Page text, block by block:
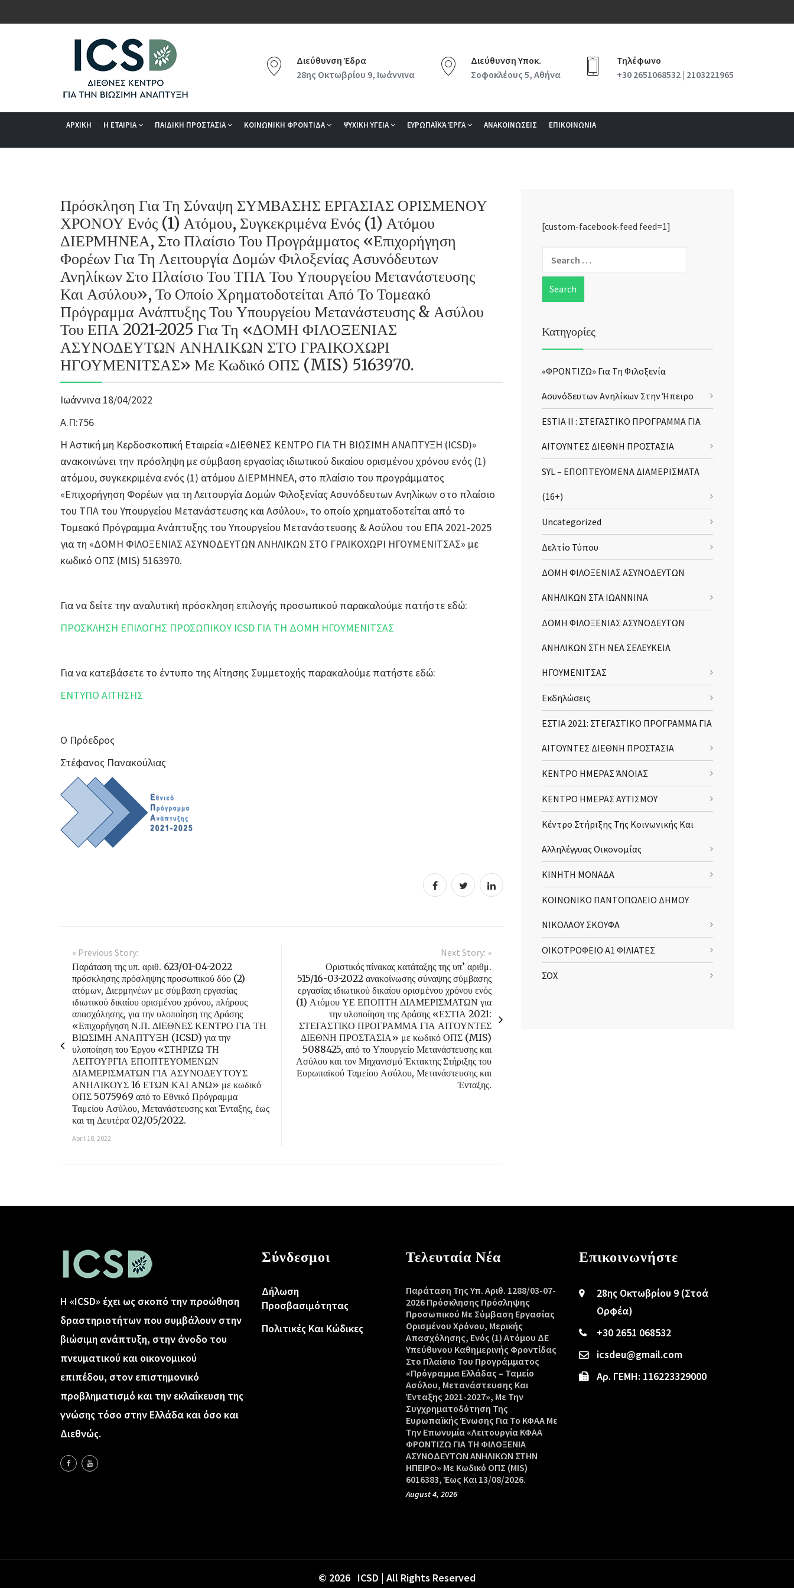
Διεύθυνση Έδρα
28ης Οκτωβρίου 9, Ιωάννινα
Διεύθυνση Υποκ.
Σοφοκλέους 5, Αθήνα
Τηλέφωνο
+30 2651068532 | 2103221965
ΑΡΧΙΚΗ Η ΕΤΑΙΡΙΑ ΠΑΙΔΙΚΗ ΠΡΟΣΤΑΣΙΑ ΚΟΙΝΩΝΙΚΗ ΦΡΟΝΤΙΔΑ ΨΥΧΙΚΗ ΥΓΕΙΑ ΕΥΡΩΠΑΪΚΆ ΈΡΓΑ ΑΝΑΚΟΙΝΩΣΕΙΣ ΕΠΙΚΟΙΝΩΝΙΑ
Πρόσκληση Για Τη Σύναψη ΣΥΜΒΑΣΗΣ ΕΡΓΑΣΙΑΣ ΟΡΙΣΜΕΝΟΥ
ΧΡΟΝΟΥ Ενός (1) Ατόμου, Συγκεκριμένα Ενός (1) Ατόμου
ΔΙΕΡΜΗΝΕΑ, Στο Πλαίσιο Του Προγράμματος «Επιχορήγηση
Φορέων Για Τη Λειτουργία Δομών Φιλοξενίας Ασυνόδευτων
Ανηλίκων Στο Πλαίσιο Του ΤΠΑ Του Υπουργείου Μετανάστευσης
Και Ασύλου», Το Οποίο Χρηματοδοτείται Από Το Τομεακό
Πρόγραμμα Ανάπτυξης Του Υπουργείου Μετανάστευσης & Ασύλου
Του ΕΠΑ 2021-2025 Για Τη «ΔΟΜΗ ΦΙΛΟΞΕΝΙΑΣ
ΑΣΥΝΟΔΕΥΤΩΝ ΑΝΗΛΙΚΩΝ ΣΤΟ ΓΡΑΙΚΟΧΩΡΙ
ΗΓΟΥΜΕΝΙΤΣΑΣ» Με Κωδικό ΟΠΣ (MIS) 5163970.
Ιωάννινα 18/04/2022
Α.Π:756
Η Αστική μη Κερδοσκοπική Εταιρεία «ΔΙΕΘΝΕΣ ΚΕΝΤΡΟ ΓΙΑ ΤΗ ΒΙΩΣΙΜΗ ΑΝΑΠΤΥΞΗ (ICSD)»
ανακοινώνει την πρόσληψη με σύμβαση εργασίας ιδιωτικού δικαίου ορισμένου χρόνου ενός (1)
ατόμου, συγκεκριμένα ενός (1) ατόμου ΔΙΕΡΜΗΝΕΑ, στο πλαίσιο του προγράμματος
«Επιχορήγηση Φορέων για τη Λειτουργία Δομών Φιλοξενίας Ασυνόδευτων Ανηλίκων στο πλαίσιο
του ΤΠΑ του Υπουργείου Μετανάστευσης και Ασύλου», το οποίο χρηματοδοτείται από το
Τομεακό Πρόγραμμα Ανάπτυξης του Υπουργείου Μετανάστευσης & Ασύλου του ΕΠΑ 2021-2025
για τη «ΔΟΜΗ ΦΙΛΟΞΕΝΙΑΣ ΑΣΥΝΟΔΕΥΤΩΝ ΑΝΗΛΙΚΩΝ ΣΤΟ ΓΡΑΙΚΟΧΩΡΙ ΗΓΟΥΜΕΝΙΤΣΑΣ» με
κωδικό ΟΠΣ (MIS) 5163970.
Για να δείτε την αναλυτική πρόσκληση επιλογής προσωπικού παρακαλούμε πατήστε εδώ:
ΠΡΟΣΚΛΗΣΗ ΕΠΙΛΟΓΗΣ ΠΡΟΣΩΠΙΚΟΥ ICSD ΓΙΑ ΤΗ ΔΟΜΗ ΗΓΟΥΜΕΝΙΤΣΑΣ
Για να κατεβάσετε το έντυπο της Αίτησης Συμμετοχής παρακαλούμε πατήστε εδώ:
ΕΝΤΥΠΟ ΑΙΤΗΣΗΣ
Ο Πρόεδρος
Στέφανος Πανακούλιας
« Previous Story:
Παράταση της υπ. αριθ. 623/01-04-2022
πρόσκλησης πρόσληψης προσωπικού δύο (2)
ατόμων, Διερμηνέων με σύμβαση εργασίας
ιδιωτικού δικαίου ορισμένου χρόνου, πλήρους
απασχόλησης, για την υλοποίηση της Δράσης
«Επιχορήγηση Ν.Π. ΔΙΕΘΝΕΣ ΚΕΝΤΡΟ ΓΙΑ ΤΗ
ΒΙΩΣΙΜΗ ΑΝΑΠΤΥΞΗ (ICSD) για την
υλοποίηση του Έργου «ΣΤΗΡΙΖΩ ΤΗ
ΛΕΙΤΟΥΡΓΙΑ ΕΠΟΠΤΕΥΟΜΕΝΩΝ
ΔΙΑΜΕΡΙΣΜΑΤΩΝ ΓΙΑ ΑΣΥΝΟΔΕΥΤΟΥΣ
ΑΝΗΛΙΚΟΥΣ 16 ΕΤΩΝ ΚΑΙ ΑΝΩ» με κωδικό
ΟΠΣ 5075969 από το Εθνικό Πρόγραμμα
Ταμείου Ασύλου, Μετανάστευσης και Ένταξης, έως
και τη Δευτέρα 02/05/2022.
April 18, 2022
Next Story: »
Οριστικός πίνακας κατάταξης της υπ’ αριθμ.
515/16-03-2022 ανακοίνωσης σύναψης σύμβασης
εργασίας ιδιωτικού δικαίου ορισμένου χρόνου ενός
(1) Ατόμου ΥΕ ΕΠΟΠΤΗ ΔΙΑΜΕΡΙΣΜΑΤΩΝ για
την υλοποίηση της Δράσης «ΕΣΤΙΑ 2021:
ΣΤΕΓΑΣΤΙΚΟ ΠΡΟΓΡΑΜΜΑ ΓΙΑ ΑΙΤΟΥΝΤΕΣ
ΔΙΕΘΝΗ ΠΡΟΣΤΑΣΙΑ» με κωδικό ΟΠΣ (MIS)
5088425, από το Υπουργείο Μετανάστευσης και
Ασύλου και τον Μηχανισμό Έκτακτης Στήριξης του
Ευρωπαϊκού Ταμείου Ασύλου, Μετανάστευσης και
Ένταξης.
[custom-facebook-feed feed=1]
Κατηγορίες
«ΦΡΟΝΤΙΖΩ» Για Τη Φιλοξενία
Ασυνόδευτων Ανηλίκων Στην Ήπειρο
ESTIA II : ΣΤΕΓΑΣΤΙΚΟ ΠΡΟΓΡΑΜΜΑ ΓΙΑ
ΑΙΤΟΥΝΤΕΣ ΔΙΕΘΝΗ ΠΡΟΣΤΑΣΙΑ
SYL – ΕΠΟΠΤΕΥΟΜΕΝΑ ΔΙΑΜΕΡΙΣΜΑΤΑ
(16+)
Uncategorized
Δελτίο Τύπου
ΔΟΜΗ ΦΙΛΟΞΕΝΙΑΣ ΑΣΥΝΟΔΕΥΤΩΝ
ΑΝΗΛΙΚΩΝ ΣΤΑ ΙΩΑΝΝΙΝΑ
ΔΟΜΗ ΦΙΛΟΞΕΝΙΑΣ ΑΣΥΝΟΔΕΥΤΩΝ
ΑΝΗΛΙΚΩΝ ΣΤΗ ΝΕΑ ΣΕΛΕΥΚΕΙΑ
ΗΓΟΥΜΕΝΙΤΣΑΣ
Εκδηλώσεις
ΕΣΤΙΑ 2021: ΣΤΕΓΑΣΤΙΚΟ ΠΡΟΓΡΑΜΜΑ ΓΙΑ
ΑΙΤΟΥΝΤΕΣ ΔΙΕΘΝΗ ΠΡΟΣΤΑΣΙΑ
ΚΕΝΤΡΟ ΗΜΕΡΑΣ ΆΝΟΙΑΣ
ΚΕΝΤΡΟ ΗΜΕΡΑΣ ΑΥΤΙΣΜΟΥ
Κέντρο Στήριξης Της Κοινωνικής Και
Αλληλέγγυας Οικονομίας
ΚΙΝΗΤΗ ΜΟΝΑΔΑ
ΚΟΙΝΩΝΙΚΟ ΠΑΝΤΟΠΩΛΕΙΟ ΔΗΜΟΥ
ΝΙΚΟΛΑΟΥ ΣΚΟΥΦΑ
ΟΙΚΟΤΡΟΦΕΙΟ Α1 ΦΙΛΙΑΤΕΣ
ΣΟΧ
Η «ICSD» έχει ως σκοπό την προώθηση
δραστηριοτήτων που συμβάλουν στην
βιώσιμη ανάπτυξη, στην άνοδο του
πνευματικού και οικονομικού
επιπέδου, στον επιστημονικό
προβληματισμό και την εκλαΐκευση της
γνώσης τόσο στην Ελλάδα και όσο και
Διεθνώς.
Σύνδεσμοι
Δήλωση
Προσβασιμότητας
Πολιτικές Και Κώδικες
Τελευταία Νέα
Παράταση Της Υπ. Αριθ. 1288/03-07-
2026 Πρόσκλησης Πρόσληψης
Προσωπικού Με Σύμβαση Εργασίας
Ορισμένου Χρόνου, Μερικής
Απασχόλησης, Ενός (1) Ατόμου ΔΕ
Υπεύθυνου Καθημερινής Φροντίδας
Στο Πλαίσιο Του Προγράμματος
«Πρόγραμμα Ελλάδας – Ταμείο
Ασύλου, Μετανάστευσης Και
Ένταξης 2021-2027», Με Την
Συγχρηματοδότηση Της
Ευρωπαϊκής Ένωσης Για Το ΚΦΑΑ Με
Την Επωνυμία «Λειτουργία ΚΦΑΑ
ΦΡΟΝΤΙΖΩ ΓΙΑ ΤΗ ΦΙΛΟΞΕΝΙΑ
ΑΣΥΝΟΔΕΥΤΩΝ ΑΝΗΛΙΚΩΝ ΣΤΗΝ
ΗΠΕΙΡΟ» Με Κωδικό ΟΠΣ (MIS)
6016383, Έως Και 13/08/2026.
August 4, 2026
Επικοινωνήστε
28ης Οκτωβρίου 9 (Στοά
Ορφέα)
+30 2651 068532
icsdeu@gmail.com
Αρ. ΓΕΜΗ: 116223329000
© 2026 ICSD | All Rights Reserved